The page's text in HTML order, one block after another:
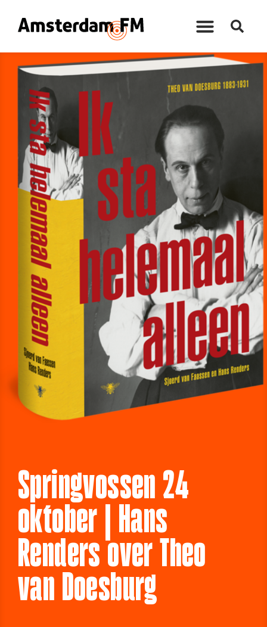
Springvossen 24
oktober | Hans
Renders over Theo
van Doesburg